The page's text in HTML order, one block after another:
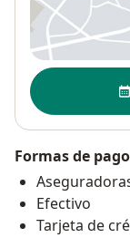
Formas de
Efectivo
Tarjeta de